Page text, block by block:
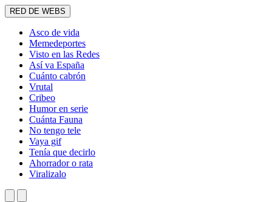
RED DE WEBS
Asco de vida
Memedeportes
Visto en las Redes
Así va España
Cuánto cabrón
Vrutal
Cribeo
Humor en serie
Cuánta Fauna
No tengo tele
Vaya gif
Tenía que decirlo
Ahorrador o rata
Viralizalo